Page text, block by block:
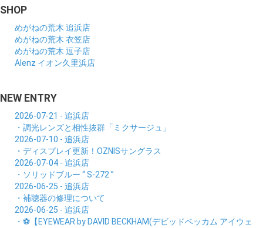
SHOP
めがねの荒木 追浜店
めがねの荒木 衣笠店
めがねの荒木 逗子店
Alenz イオン久里浜店
NEW ENTRY
2026-07-21 - 追浜店
・調光レンズと相性抜群「ミクサージュ」
2026-07-10 - 追浜店
・ディスプレイ更新！OZNISサングラス
2026-07-04 - 追浜店
・ソリッドブルー “ S-272 ”
2026-06-25 - 追浜店
・補聴器の修理について
2026-06-25 - 追浜店
・⚽【EYEWEAR by DAVID BECKHAM(デビッドベッカム アイウェ